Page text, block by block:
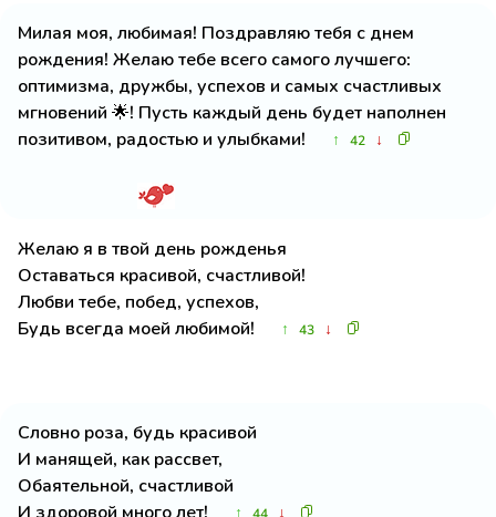
Милая моя, любимая! Поздравляю тебя с днем
рождения! Желаю тебе всего самого лучшего:
оптимизма, дружбы, успехов и самых счастливых
мгновений 🌟! Пусть каждый день будет наполнен
позитивом, радостью и улыбками!
↑ 42 ↓
Желаю я в твой день рожденья
Оставаться красивой, счастливой!
Любви тебе, побед, успехов,
Будь всегда моей любимой!
↑ 43 ↓
Словно роза, будь красивой
И манящей, как рассвет,
Обаятельной, счастливой